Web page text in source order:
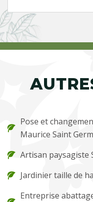
Pose et
Maurice Saint
Artisan paysagiste
Jardinier taille de
Entreprise